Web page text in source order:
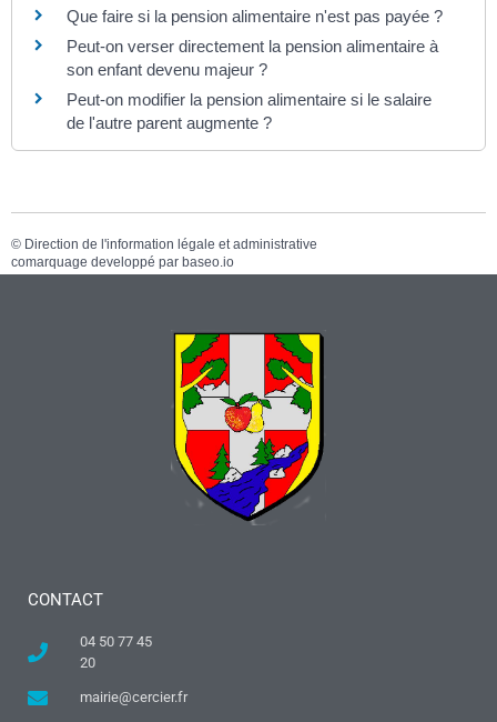
Que faire si la pension alimentaire n'est pas payée ?
Peut-on verser directement la pension alimentaire à
son enfant devenu majeur ?
Peut-on modifier la pension alimentaire si le salaire
de l'autre parent augmente ?
© Direction de l'information légale et administrative
comarquage developpé par baseo.io
CONTACT
04 50 77 45
20
mairie@cercier.fr